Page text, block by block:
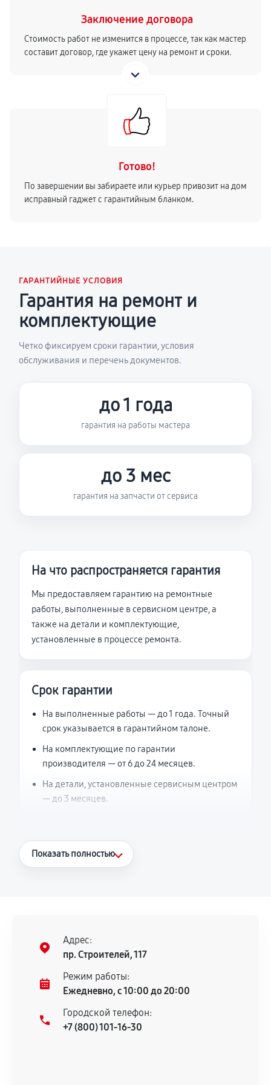
Заключение договора
Стоимость работ не изменится в процессе, так как мастер
составит договор, где укажет цену на ремонт и сроки.
Готово!
По завершении вы забираете или курьер привозит на дом
исправный гаджет с гарантийным бланком.
ГАРАНТИЙНЫЕ УСЛОВИЯ
Гарантия на ремонт и
комплектующие
Четко фиксируем сроки гарантии, условия
обслуживания и перечень документов.
до 1 года
гарантия на работы мастера
до 3 мес
гарантия на запчасти от сервиса
На что распространяется гарантия
Мы предоставляем гарантию на ремонтные
работы, выполненные в сервисном центре, а
также на детали и комплектующие,
установленные в процессе ремонта.
Срок гарантии
На выполненные работы — до 1 года. Точный
срок указывается в гарантийном талоне.
На комплектующие по гарантии
производителя — от 6 до 24 месяцев.
На детали, установленные сервисным центром
— до 3 месяцев.
Что считается гарантийным случаем
нормальной эксплуатации в течение
гарантийного срока.
Несоответствие комплектующей заявленным
техническим характеристикам.
Документы для подтверждения
Показать полностью
Адрес:
пр. Строителей, 117
Режим работы:
Ежедневно, с 10:00 до 20:00
Городской телефон:
+7 (800) 101-16-30